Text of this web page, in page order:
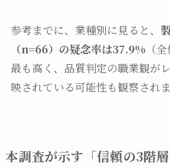
参考までに、業種別に見ると、
（n=66）の疑念率は37.9% （
最も高く、品質判定の職業観が
映されている可能性も観察されま
本調査が示す「信頼の3階層